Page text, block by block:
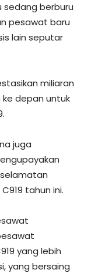
sedang berburu
pesawat baru
lain seputar
miliaran
depan untuk
juga
tahun ini.
yang lebih
yang bersaing